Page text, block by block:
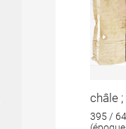
châle
395 /